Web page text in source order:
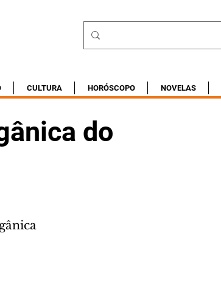
CULTURA HORÓSCOPO NOVELAS
do